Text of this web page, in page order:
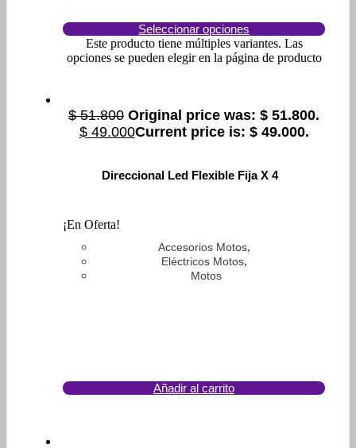
Seleccionar opciones
Este producto tiene múltiples variantes. Las
opciones se pueden elegir en la página de producto
$51.800 Original price was: $ 51.800.
$49.000Current price is: $ 49.000.
Direccional Led Flexible Fija X 4
¡En Oferta!
Accesorios Motos,
Eléctricos Motos,
Motos
Añadir al carrito